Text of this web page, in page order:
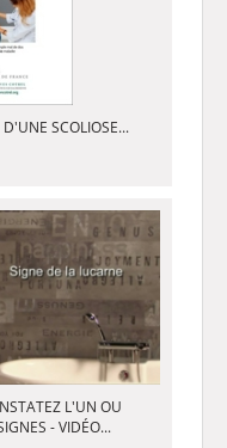
SCOLIOSE...
L'UN OU
- VIDÉO...